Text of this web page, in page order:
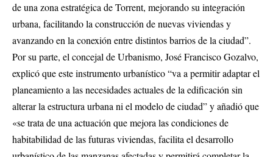
de una zona estratégica de Torrent, mejorando su integración
urbana, facilitando la construcción de nuevas viviendas y
avanzando en la conexión entre distintos barrios de la ciudad”.
Por su parte, el concejal de Urbanismo, José Francisco Gozalvo,
explicó que este instrumento urbanístico “va a permitir adaptar el
planeamiento a las necesidades actuales de la edificación sin
alterar la estructura urbana ni el modelo de ciudad” y añadió que
«se trata de una actuación que mejora las condiciones de
habitabilidad de las futuras viviendas, facilita el desarrollo